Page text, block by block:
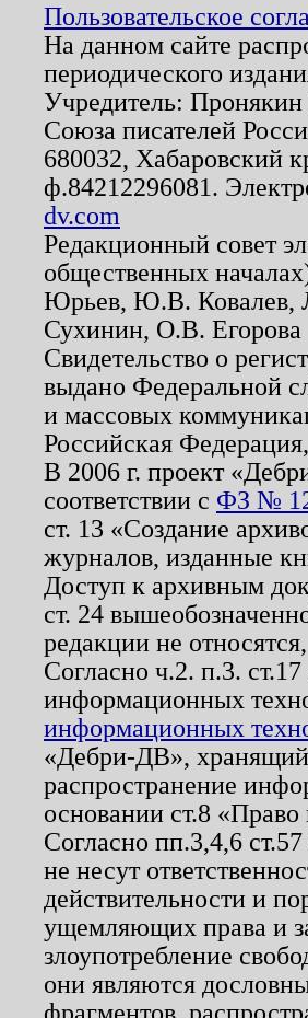
Пользовательское
На данном сайте
периодического
Учредитель:
Союза писателей
680032, Хабаровский
ф.84212296081.
dv.com
Редакционный совет
общественных
Юрьев, Ю.В. Ковалев,
Сухинин, О.В. Егорова
Свидетельство о
выдано Федеральной
и массовых
Российская
В 2006 г. проект
соответствии с ФЗ №
ст. 13 «Создание
журналов, изданные
Доступ к архивным
ст. 24
редакции не
Согласно ч.2. п.3.
информационных
информационных
«Дебри-ДВ», хранящий
распространение
основании ст.8
Согласно пп.3,4,6
не несут
действительности и
ущемляющих права и
злоупотребление
они являются
фрагментов,